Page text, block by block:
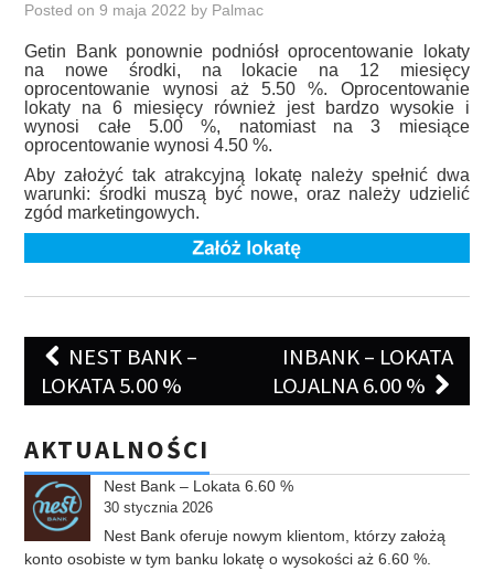
KONTA OSOBISTE
KONTA FIRMOWE
AKTUALNOŚCI
Posted on9 maja 2022 by Palmac
Getin Bank ponownie podniósł oprocentowanie lokaty
na nowe środki, na lokacie na 12 miesięcy
oprocentowanie wynosi aż 5.50 %. Oprocentowanie
lokaty na 6 miesięcy również jest bardzo wysokie i
wynosi całe 5.00 %, natomiast na 3 miesiące
oprocentowanie wynosi 4.50 %.
Aby założyć tak atrakcyjną lokatę należy spełnić dwa
warunki: środki muszą być nowe, oraz należy udzielić
zgód marketingowych.
Post
navigation
NEST BANK –
LOKATA 5.00 %
INBANK – LOKATA
LOJALNA 6.00 %
AKTUALNOŚCI
Nest Bank – Lokata 6.60 %
30 stycznia 2026
Nest Bank oferuje nowym klientom, którzy założą
konto osobiste w tym banku lokatę o wysokości aż 6.60 %.